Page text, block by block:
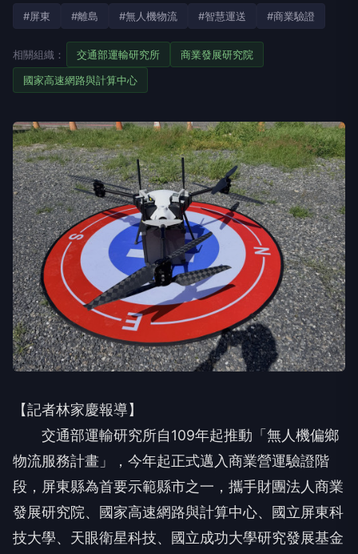
#屏東 #離島 #無人機物流 #智慧運送 #商業驗證
相關組織： 交通部運輸研究所
商業發展研究院
國家高速網路與計算中心
【記者林家慶報導】
交通部運輸研究所自109年起推動「無人機偏鄉
物流服務計畫」，今年起正式邁入商業營運驗證階
段，屏東縣為首要示範縣市之一，攜手財團法人商業
發展研究院、國家高速網路與計算中心、國立屏東科
技大學、天眼衛星科技、國立成功大學研究發展基金